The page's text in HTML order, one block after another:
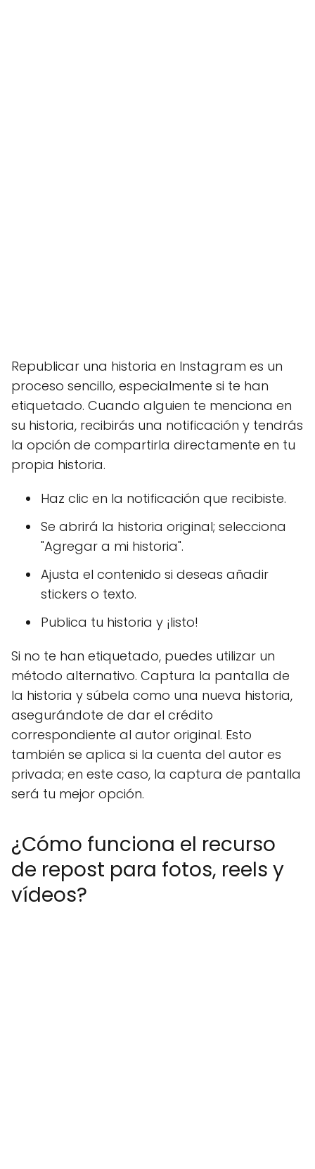
Republicar una historia en Instagram es un
proceso sencillo, especialmente si te han
etiquetado. Cuando alguien te menciona en
su historia, recibirás una notificación y tendrás
la opción de compartirla directamente en tu
propia historia.
Haz clic en la notificación que recibiste.
Se abrirá la historia original; selecciona
"Agregar a mi historia".
Ajusta el contenido si deseas añadir
stickers o texto.
Publica tu historia y ¡listo!
Si no te han etiquetado, puedes utilizar un
método alternativo. Captura la pantalla de
la historia y súbela como una nueva historia,
asegurándote de dar el crédito
correspondiente al autor original. Esto
también se aplica si la cuenta del autor es
privada; en este caso, la captura de pantalla
será tu mejor opción.
¿Cómo funciona el recurso
de repost para fotos, reels y
vídeos?